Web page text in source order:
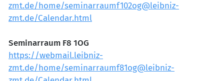
zmt.de/home/seminarraumf102og@leibniz-
zmt.de/Calendar.html
Seminarraum F8 1OG
https://webmail.leibniz-
zmt.de/home/seminarraumf81og@leibniz-